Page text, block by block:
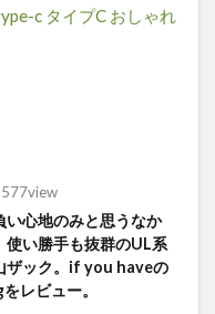
c タイプC おしゃれ
い心地のみと思うなか
使い勝手も抜群のUL系
ザック。if you haveの
レビュー。